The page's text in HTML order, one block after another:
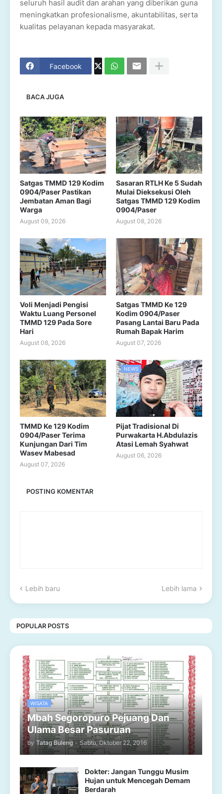
seluruh hasil audit dan arahan yang diberikan guna
meningkatkan profesionalisme, akuntabilitas, serta
kualitas pelayanan kepada masyarakat.
Facebook
BACA JUGA
Satgas TMMD 129 Kodim
0904/Paser Pastikan
Jembatan Aman Bagi
Warga
August 09, 2026
Sasaran RTLH Ke 5 Sudah
Mulai Dieksekusi Oleh
Satgas TMMD 129 Kodim
0904/Paser
August 08, 2026
Voli Menjadi Pengisi
Waktu Luang Personel
TMMD 129 Pada Sore
Hari
August 08, 2026
Satgas TMMD Ke 129
Kodim 0904/Paser
Pasang Lantai Baru Pada
Rumah Bapak Harim
August 07, 2026
TMMD Ke 129 Kodim
0904/Paser Terima
Kunjungan Dari Tim
Wasev Mabesad
August 07, 2026
NEWS
Pijat Tradisional Di
Purwakarta H.Abdulazis
Atasi Lemah Syahwat
August 06, 2026
POSTING KOMENTAR
Lebih baru Lebih lama
POPULAR POSTS
WISATA
Mbah Segoropuro Pejuang Dan
Ulama Besar Pasuruan
by Tatag Buleng - Sabtu, Oktober 22, 2016
Dokter: Jangan Tunggu Musim
Hujan untuk Mencegah Demam
Berdarah